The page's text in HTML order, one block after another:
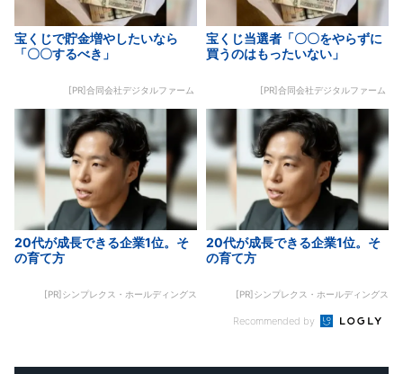
宝くじで貯金増やしたいなら
「〇〇するべき」
[PR]合同会社デジタルファーム
宝くじ当選者「〇〇をやらずに
買うのはもったいない」
[PR]合同会社デジタルファーム
20代が成長できる企業1位。そ
の育て方
[PR]シンプレクス・ホールディングス
20代が成長できる企業1位。そ
の育て方
[PR]シンプレクス・ホールディングス
Recommended by